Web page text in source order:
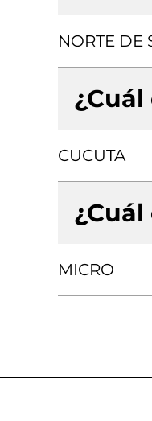
NORTE DE
CUCUTA
MICRO